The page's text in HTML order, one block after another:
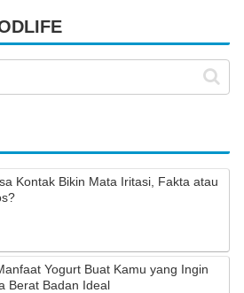
Kontak Bikin Mata Iritasi, Fakta atau
Yogurt Buat Kamu yang Ingin
Berat Badan Ideal